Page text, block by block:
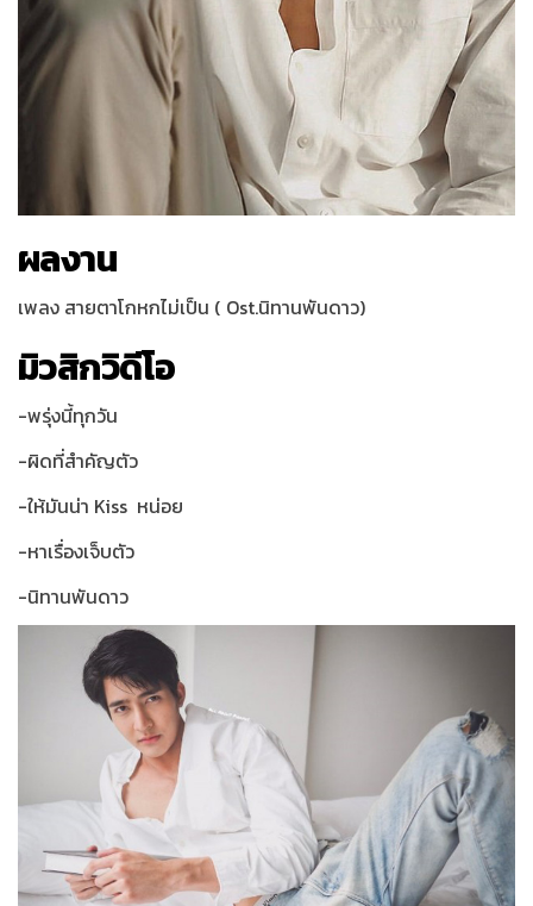
ผลงาน
เพลง สายตาโกหกไม่เป็น ( Ost.นิทานพันดาว)
มิวสิกวิดีโอ
-พรุ่งนี้ทุกวัน
-ผิดที่สำคัญตัว
-ให้มันน่า Kiss หน่อย
-หาเรื่องเจ็บตัว
-นิทานพันดาว